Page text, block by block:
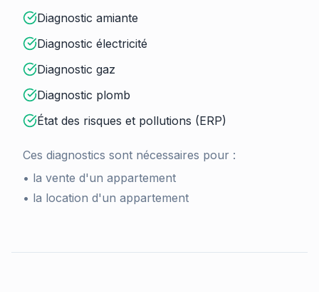
Diagnostic amiante
Diagnostic électricité
Diagnostic gaz
Diagnostic plomb
État des risques et pollutions (ERP)
Ces diagnostics sont nécessaires pour :
• la vente d'un appartement
• la location d'un appartement